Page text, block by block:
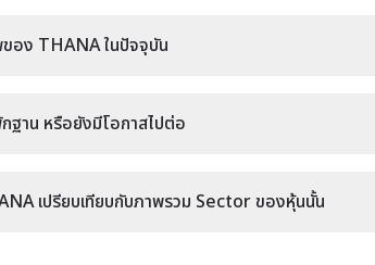
ของ THANA ในปัจจุบัน
ฐาน หรือยังมีโอกาสไปต่อ
เปรียบเทียบกับภาพรวม Sector ของหุ้นนั้น